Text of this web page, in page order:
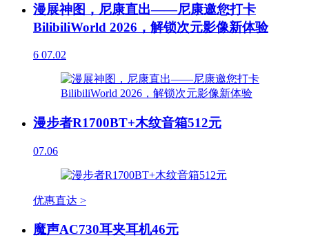
漫展神图，尼康直出——尼康邀您打卡
BilibiliWorld 2026，解锁次元影像新体验
6 07.02
漫步者R1700BT+木纹音箱512元
07.06
优惠直达 >
魔声AC730耳夹耳机46元